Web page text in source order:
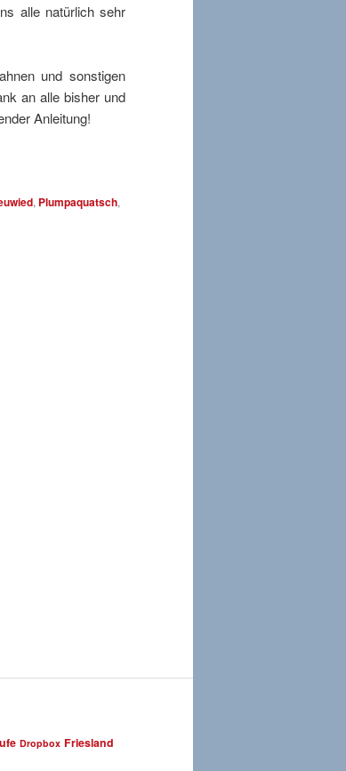
alle natürlich sehr
und sonstigen
an alle bisher und
Anleitung!
, Plumpaquatsch,
Dropbox Friesland